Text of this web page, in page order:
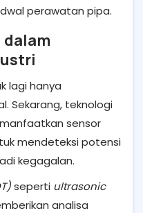
perawatan pipa.
dalam
lagi hanya
Sekarang, teknologi
sensor
mendeteksi potensi
kegagalan.
seperti ultrasonic
analisa